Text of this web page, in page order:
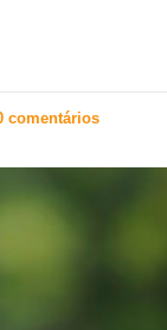
comentários